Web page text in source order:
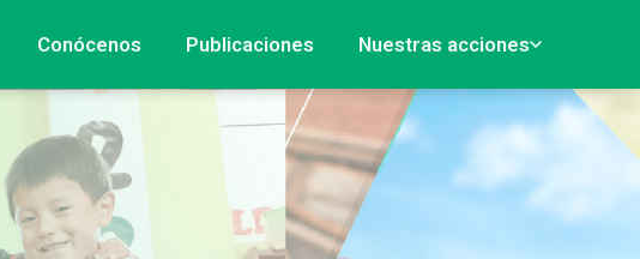
Conócenos Publicaciones Nuestras acciones